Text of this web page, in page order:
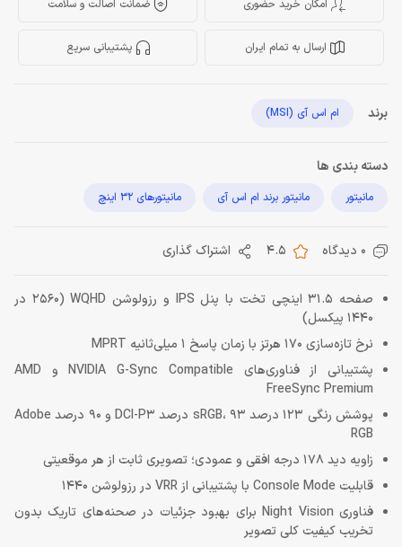
امکان خرید حضوری ضمانت اصالت و سلامت
ارسال به تمام ایران پشتیبانی سریع
برند ام اس آی (MSI)
دسته بندی ها
مانیتور مانیتور برند ام اس آی مانیتورهای 32 اینچ
0 دیدگاه 4.5 اشتراک گذاری
صفحه 31.5 اینچی تخت با پنل IPS و رزولوشن WQHD (2560 در
1440 پیکسل)
نرخ تازه‌سازی 170 هرتز با زمان پاسخ 1 میلی‌ثانیه MPRT
پشتیبانی از فناوری‌های NVIDIA G-Sync Compatible و AMD
FreeSync Premium
پوشش رنگی 123 درصد sRGB، 93 درصد DCI-P3 و 90 درصد Adobe
RGB
زاویه دید 178 درجه افقی و عمودی؛ تصویری ثابت از هر موقعیتی
قابلیت Console Mode با پشتیبانی از VRR در رزولوشن 1440
فناوری Night Vision برای بهبود جزئیات در صحنه‌های تاریک بدون
تخریب کیفیت کلی تصویر